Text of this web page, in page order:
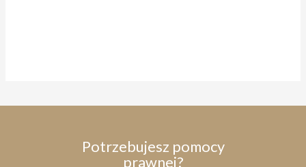
Potrzebujesz pomocy
prawnej?